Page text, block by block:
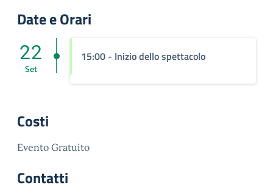
Date e Orari
15:00 - Inizio dello spettacolo
22
Set
Costi
Evento Gratuito
Contatti